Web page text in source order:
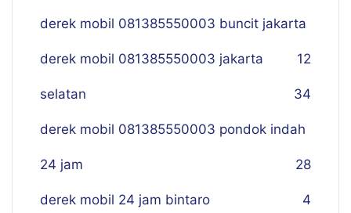
derek mobil 081385550003 buncit jakarta
12
derek mobil 081385550003 jakarta
selatan 34
derek mobil 081385550003 pondok indah
24 jam 28
derek mobil 24 jam bintaro 4